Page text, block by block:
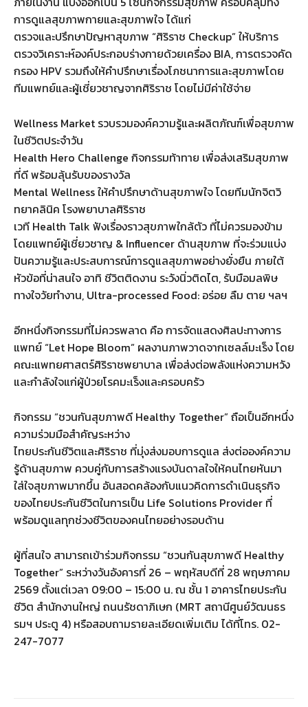
การดูแลสุขภาพกายและสุขภาพใจ ได้แก่
ตรวจและปรึกษาปัญหาสุขภาพ “ศิริราช Checkup” ให้บริการ
ตรวจวิเคราะห์องค์ประกอบร่างกายด้วยเครื่อง BIA, การตรวจคัด
กรอง HPV รวมถึงให้คำปรึกษาเรื่องโภชนาการและสุขภาพโดย
ทีมแพทย์และผู้เชี่ยวชาญจากศิริราช โดยไม่มีค่าใช้จ่าย
Wellness Market รวบรวมองค์ความรู้และผลิตภัณฑ์เพื่อสุขภาพ
ในชีวิตประจำวัน
Health Hero Challenge กิจกรรมท้าทาย เพื่อส่งเสริมสุขภาพ
ที่ดี พร้อมลุ้นรับของรางวัล
Mental Wellness ให้คำปรึกษาด้านสุขภาพใจ โดยทีมนักจิตวิ
ทยาคลินิค โรงพยาบาลศิริราช
เวที Health Talk ฟังเรื่องราวสุขภาพใกล้ตัว ที่ไม่ควรมองข้าม
โดยแพทย์ผู้เชี่ยวชาญ & Influencer ด้านสุขภาพ ที่จะร่วมแบ่ง
ปันความรู้และประสบการณ์การดูแลสุขภาพอย่างยั่งยืน ภายใต้
หัวข้อที่น่าสนใจ อาทิ ชีวิตติดงาน ระวังนิ่วติดไต, รับมือมลพิษ
ทางใจวัยทำงาน, Ultra-processed Food: อร่อย ลืม ตาย ฯลฯ
อีกหนึ่งกิจกรรมที่ไม่ควรพลาด คือ การจัดแสดงศิลปะทางการ
แพทย์ “Let Hope Bloom” ผลงานภาพวาดจากเซลล์มะเร็ง โดย
คณะแพทยศาสตร์ศิริราชพยาบาล เพื่อส่งต่อพลังแห่งความหวัง
และกำลังใจแก่ผู้ป่วยโรคมะเร็งและครอบครัว
กิจกรรม “ชวนกันสุขภาพดี Healthy Together” ถือเป็นอีกหนึ่ง
ความร่วมมือสำคัญระหว่าง
ไทยประกันชีวิตและศิริราช ที่มุ่งส่งมอบการดูแล ส่งต่อองค์ความ
รู้ด้านสุขภาพ ควบคู่กับการสร้างแรงบันดาลใจให้คนไทยหันมา
ใส่ใจสุขภาพมากขึ้น อันสอดคล้องกับแนวคิดการดำเนินธุรกิจ
ของไทยประกันชีวิตในการเป็น Life Solutions Provider ที่
พร้อมดูแลทุกช่วงชีวิตของคนไทยอย่างรอบด้าน
ผู้ที่สนใจ สามารถเข้าร่วมกิจกรรม “ชวนกันสุขภาพดี Healthy
Together” ระหว่างวันอังคารที่ 26 – พฤหัสบดีที่ 28 พฤษภาคม
2569 ตั้งแต่เวลา 09:00 – 15:00 น. ณ ชั้น 1 อาคารไทยประกัน
ชีวิต สำนักงานใหญ่ ถนนรัชดาภิเษก (MRT สถานีศูนย์วัฒนธร
รมฯ ประตู 4) หรือสอบถามรายละเอียดเพิ่มเติม ได้ที่โทร. 02-
247-7077